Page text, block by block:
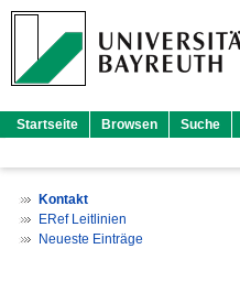
Startseite Browsen Suche
Kontakt
ERef Leitlinien
Neueste Einträge